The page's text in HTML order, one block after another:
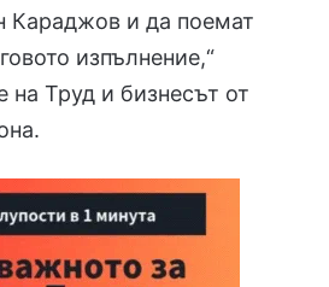
Караджов и да поемат
изпълнение,“
на Труд и бизнесът от